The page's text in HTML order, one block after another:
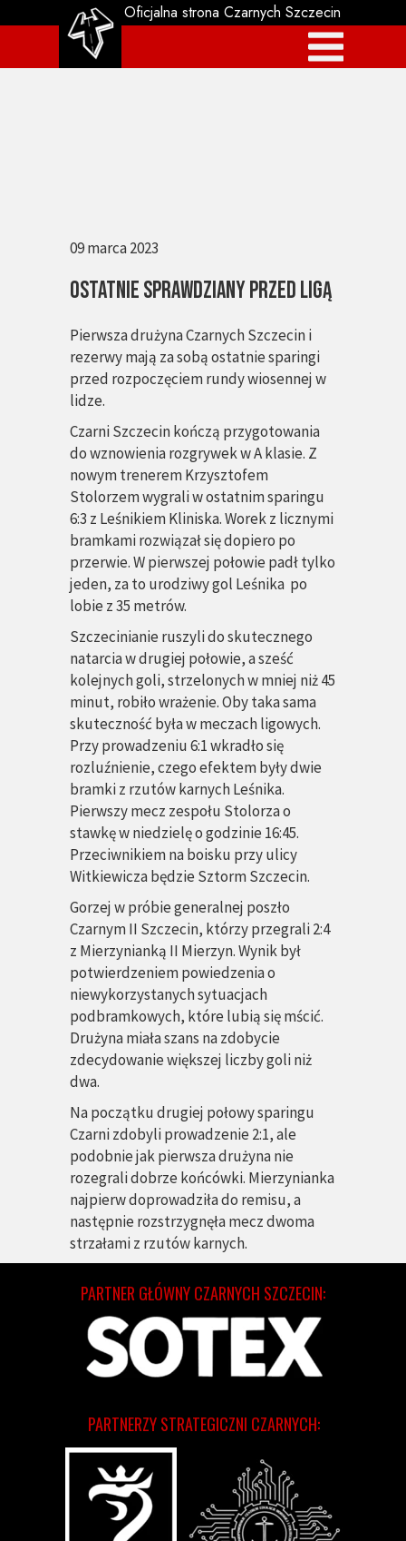
Pierwsza drużyna Czarnych Szczecin i
rezerwy mają za sobą ostatnie sparingi
przed rozpoczęciem rundy wiosennej w
lidze.
Czarni Szczecin kończą przygotowania
do wznowienia rozgrywek w A klasie. Z
nowym trenerem Krzysztofem
Stolorzem wygrali w ostatnim sparingu
6:3 z Leśnikiem Kliniska. Worek z licznymi
bramkami rozwiązał się dopiero po
przerwie. W pierwszej połowie padł tylko
jeden, za to urodziwy gol Leśnika po
lobie z 35 metrów.
Szczecinianie ruszyli do skutecznego
natarcia w drugiej połowie, a sześć
kolejnych goli, strzelonych w mniej niż 45
minut, robiło wrażenie. Oby taka sama
skuteczność była w meczach ligowych.
Przy prowadzeniu 6:1 wkradło się
rozluźnienie, czego efektem były dwie
bramki z rzutów karnych Leśnika.
Pierwszy mecz zespołu Stolorza o
stawkę w niedzielę o godzinie 16:45.
Przeciwnikiem na boisku przy ulicy
Witkiewicza będzie Sztorm Szczecin.
Gorzej w próbie generalnej poszło
Czarnym II Szczecin, którzy przegrali 2:4
z Mierzynianką II Mierzyn. Wynik był
potwierdzeniem powiedzenia o
niewykorzystanych sytuacjach
podbramkowych, które lubią się mścić.
Drużyna miała szans na zdobycie
zdecydowanie większej liczby goli niż
dwa.
Na początku drugiej połowy sparingu
Czarni zdobyli prowadzenie 2:1, ale
podobnie jak pierwsza drużyna nie
rozegrali dobrze końcówki. Mierzynianka
najpierw doprowadziła do remisu, a
następnie rozstrzygnęła mecz dwoma
strzałami z rzutów karnych.
OSTATNIE SPRAWDZIANY PRZED LIGĄ
09 marca 2023
Oficjalna strona Czarnych Szczecin
PARTNERZY STRATEGICZNI CZARNYCH:
PARTNER GŁÓWNY CZARNYCH SZCZECIN: